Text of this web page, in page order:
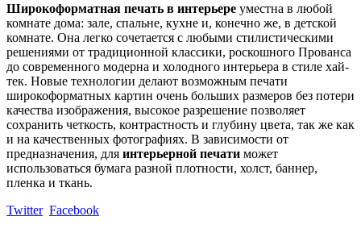
Широкоформатная печать в интерьере уместна в любой
комнате дома: зале, спальне, кухне и, конечно же, в детской
комнате. Она легко сочетается с любыми стилистическими
решениями от традиционной классики, роскошного Прованса
до современного модерна и холодного интерьера в стиле хай-
тек. Новые технологии делают возможным печати
широкоформатных картин очень больших размеров без потери
качества изображения, высокое разрешение позволяет
сохранить четкость, контрастность и глубину цвета, так же как
и на качественных фотографиях. В зависимости от
предназначения, для интерьерной печати может
использоваться бумага разной плотности, холст, баннер,
пленка и ткань.
Twitter Facebook